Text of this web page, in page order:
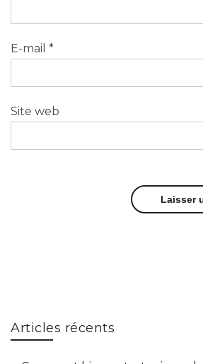
E-mail *
Site web
Articles récents